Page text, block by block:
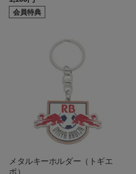
会員特典
メタルキーホルダー（トギエ
ポ）